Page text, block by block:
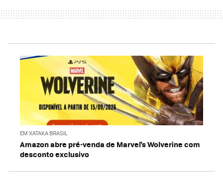
EM XATAKA BRASIL
Amazon abre pré-venda de Marvel's Wolverine com
desconto exclusivo